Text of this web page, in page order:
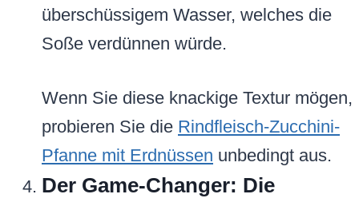
überschüssigem Wasser, welches die
Soße verdünnen würde.
Wenn Sie diese knackige Textur mögen,
probieren Sie die Rindfleisch-Zucchini-
Pfanne mit Erdnüssen unbedingt aus.
Der Game-Changer: Die